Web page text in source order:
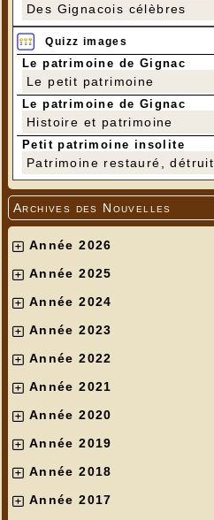
Des Gignacois célèbres
Quizz images
Le patrimoine de Gignac
Le petit patrimoine
Le patrimoine de Gignac
Histoire et patrimoine
Petit patrimoine insolite
Patrimoine restauré,
Archives des Nouvelles
Année 2026
Année 2025
Année 2024
Année 2023
Année 2022
Année 2021
Année 2020
Année 2019
Année 2018
Année 2017
---